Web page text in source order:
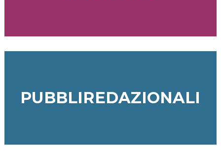
PUBBLIREDAZIONALI